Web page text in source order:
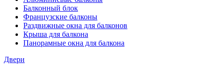
Балконный блок
Французские балконы
Раздвижные окна для балконов
Крыша для балкона
Панорамные окна для балкона
Двери